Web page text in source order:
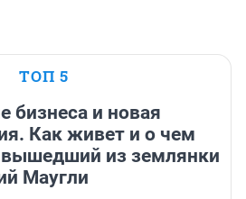
ТОП 5
бизнеса и новая
Как живет и о чем
вышедший из землянки
Маугли